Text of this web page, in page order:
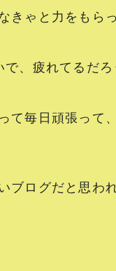
きゃと力をもら
、疲れてるだろ
て毎日頑張って、
ブログだと思わ